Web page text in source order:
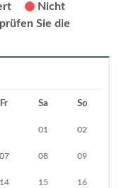
Nicht
Sie die
Fr Sa So
01 02
07 08 09
14 15 16